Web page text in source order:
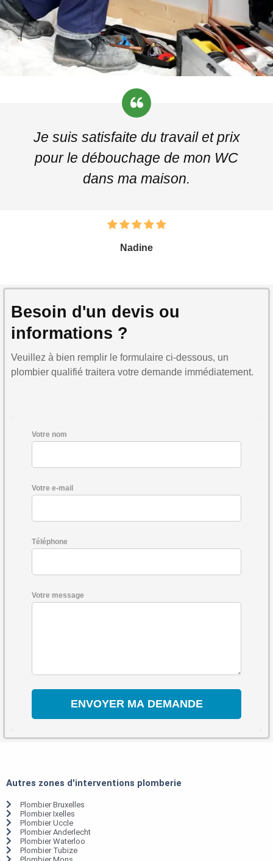
Je suis satisfaite du travail et prix
pour le débouchage de mon WC
dans ma maison.
Nadine
Besoin d'un devis ou
informations ?
Veuillez à bien remplir le formulaire ci-dessous, un
plombier qualifié traitera votre demande immédiatement.
Votre nom
Votre e-mail
Téléphone
Votre message
Autres zones d'interventions plomberie
Plombier Bruxelles
Plombier Ixelles
Plombier Uccle
Plombier Anderlecht
Plombier Waterloo
Plombier Tubize